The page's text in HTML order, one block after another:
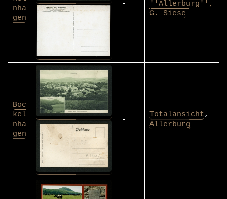
nha
gen
-
''Allerburg'',
G. Siese
Boc
kel
nha
gen
-
Totalansicht,
Allerburg